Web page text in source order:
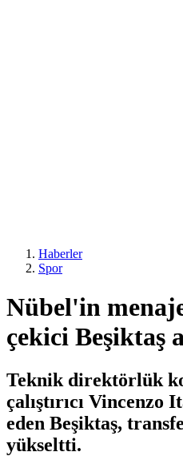
Haberler
Spor
Nübel'in
çekici Beşiktaş
Teknik direktörlük
çalıştırıcı Vincenzo
eden Beşiktaş,
yükseltti.